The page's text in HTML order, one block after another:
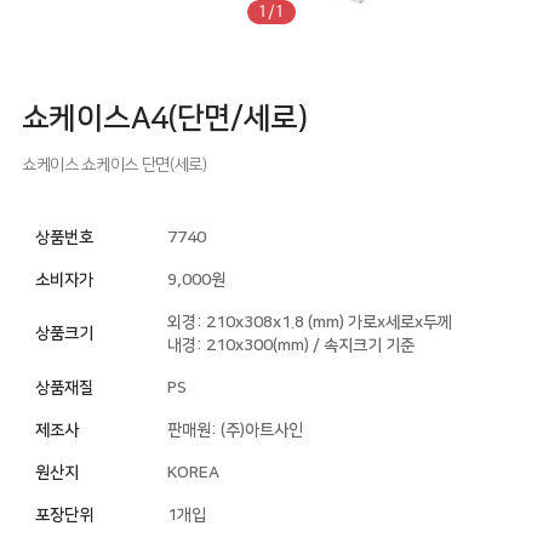
1/1
쇼케이스A4(단면/세로)
쇼케이스쇼케이스 단면(세로)
상품번호 7740
소비자가 9,000원
상품크기
외경: 210x308x1.8 (mm) 가로x세로x두께
내경: 210x300(mm) / 속지크기 기준
상품재질 PS
제조사 판매원: (주)아트사인
원산지 KOREA
포장단위 1개입